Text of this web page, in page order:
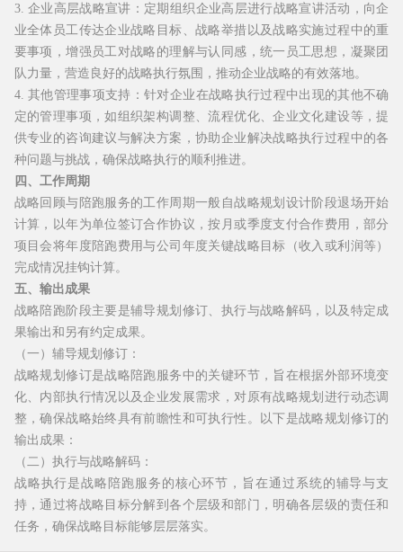
3. 企业高层战略宣讲：定期组织企业高层进行战略宣讲活动，向企
业全体员工传达企业战略目标、战略举措以及战略实施过程中的重
要事项，增强员工对战略的理解与认同感，统一员工思想，凝聚团
队力量，营造良好的战略执行氛围，推动企业战略的有效落地。
4. 其他管理事项支持：针对企业在战略执行过程中出现的其他不确
定的管理事项，如组织架构调整、流程优化、企业文化建设等，提
供专业的咨询建议与解决方案，协助企业解决战略执行过程中的各
种问题与挑战，确保战略执行的顺利推进。
四、工作周期
战略回顾与陪跑服务的工作周期一般自战略规划设计阶段退场开始
计算，以年为单位签订合作协议，按月或季度支付合作费用，部分
项目会将年度陪跑费用与公司年度关键战略目标（收入或利润等）
完成情况挂钩计算。
五、输出成果
战略陪跑阶段主要是辅导规划修订、执行与战略解码，以及特定成
果输出和另有约定成果。
（一）辅导规划修订：
战略规划修订是战略陪跑服务中的关键环节，旨在根据外部环境变
化、内部执行情况以及企业发展需求，对原有战略规划进行动态调
整，确保战略始终具有前瞻性和可执行性。以下是战略规划修订的
输出成果：
（二）执行与战略解码：
战略执行是战略陪跑服务的核心环节，旨在通过系统的辅导与支
持，通过将战略目标分解到各个层级和部门，明确各层级的责任和
任务，确保战略目标能够层层落实。